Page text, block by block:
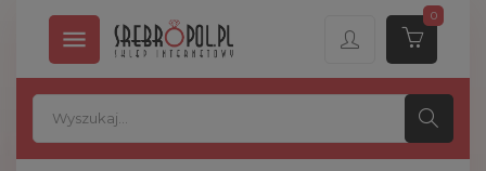

0